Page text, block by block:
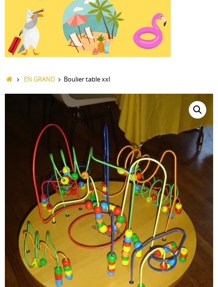
AccueilEN GRAND Boulier table xxl